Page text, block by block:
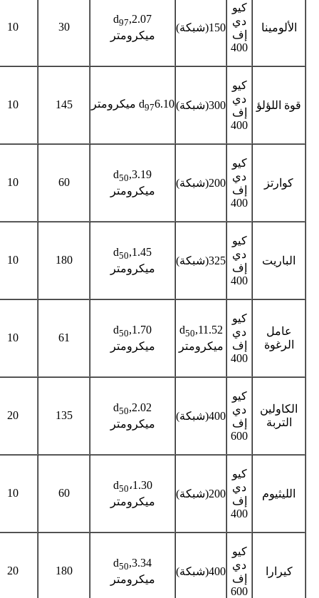
الألومينا
كيو
دي
إف
400
150(شبكة)
d97,2.07
ميكرومتر
30
10
قوة اللؤلؤ
كيو
دي
إف
400
300(شبكة) d976.10 ميكرومتر 145
10
كوارتز
كيو
دي
إف
400
200(شبكة)
d50,3.19
ميكرومتر
60
10
الباريت
كيو
دي
إف
400
325(شبكة)
d50,1.45
ميكرومتر
180
10
عامل
الرغوة
كيو
دي
إف
400
d50,11.52
ميكرومتر
d50,1.70
ميكرومتر
61
10
الكاولين
التربة
كيو
دي
إف
600
400(شبكة)
d50,2.02
ميكرومتر
135
20
الليثيوم
كيو
دي
إف
400
200(شبكة)
d50،1.30
ميكرومتر
60
10
كيرارا
كيو
دي
إف
600
400(شبكة)
d50,3.34
ميكرومتر
180
20